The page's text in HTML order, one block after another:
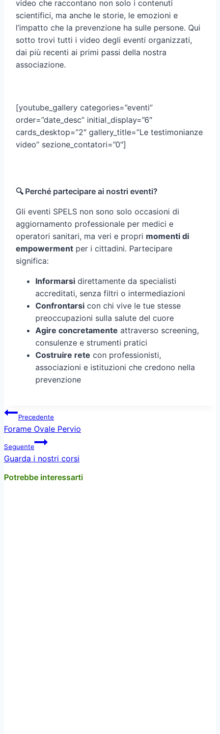
video che raccontano non solo i contenuti
scientifici, ma anche le storie, le emozioni e
l’impatto che la prevenzione ha sulle persone. Qui
sotto trovi tutti i video degli eventi organizzati,
dai più recenti ai primi passi della nostra
associazione.
[youtube_gallery categories=”eventi”
order=”date_desc” initial_display=”6″
cards_desktop=”2″ gallery_title=”Le testimonianze
video” sezione_contatori=”0″]
🔍 Perché partecipare ai nostri eventi?
Gli eventi SPELS non sono solo occasioni di
aggiornamento professionale per medici e
operatori sanitari, ma veri e propri momenti di
empowerment per i cittadini. Partecipare
significa:
Informarsi direttamente da specialisti
accreditati, senza filtri o intermediazioni
Confrontarsi con chi vive le tue stesse
preoccupazioni sulla salute del cuore
Agire concretamente attraverso screening,
consulenze e strumenti pratici
Costruire rete con professionisti,
associazioni e istituzioni che credono nella
prevenzione
Navigazione
articoli
Precedente
Forame Ovale Pervio
Seguente
Guarda i nostri corsi
Potrebbe interessarti